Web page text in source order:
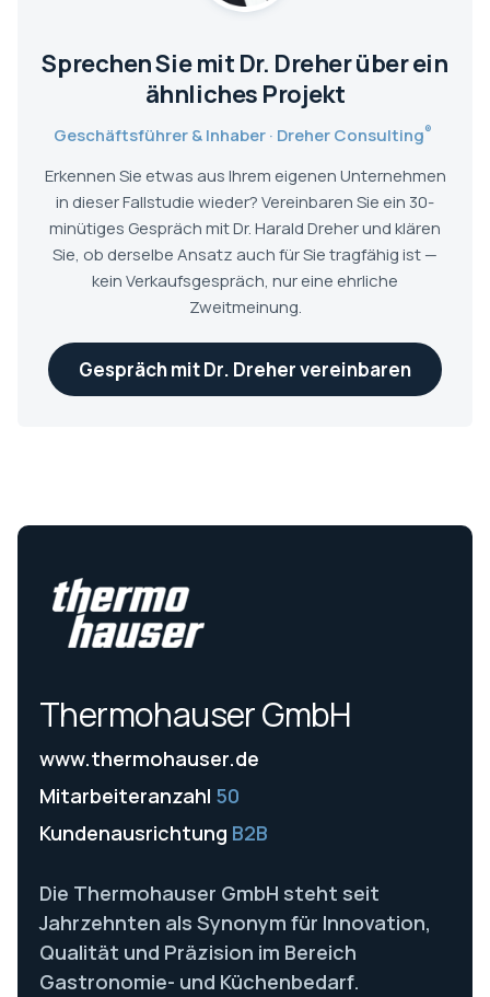
Sprechen Sie mit Dr. Dreher über ein
ähnliches Projekt
Geschäftsführer & Inhaber · Dreher Consulting®
Erkennen Sie etwas aus Ihrem eigenen Unternehmen
in dieser Fallstudie wieder? Vereinbaren Sie ein 30-
minütiges Gespräch mit Dr. Harald Dreher und klären
Sie, ob derselbe Ansatz auch für Sie tragfähig ist —
kein Verkaufsgespräch, nur eine ehrliche
Zweitmeinung.
Gespräch mit Dr. Dreher vereinbaren
Thermohauser GmbH
www.thermohauser.de
Mitarbeiteranzahl 50
Kundenausrichtung B2B
Die Thermohauser GmbH steht seit
Jahrzehnten als Synonym für Innovation,
Qualität und Präzision im Bereich
Gastronomie- und Küchenbedarf.